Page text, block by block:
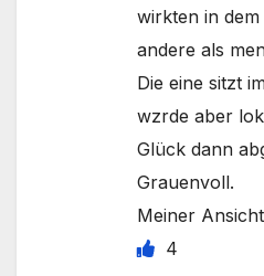
wirkten in
andere als
Die eine sitzt
wzrde aber
Glück dann
Grauenvoll.
Meiner
4